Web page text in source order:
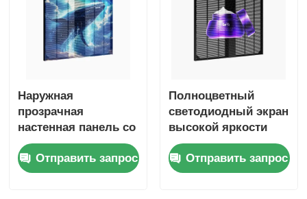
5500cd яркостью и
водонепроницаемым
для розничных
Наружная
прозрачная
настенная панель со
светодиодным
экраном P3.9 для
цифровых вывесок
Отправить запрос
Полноцветный
светодиодный экран
высокой яркости
P2.6 с решеткой
RGB, коммерческий
оконный рекламный
Отправить запрос